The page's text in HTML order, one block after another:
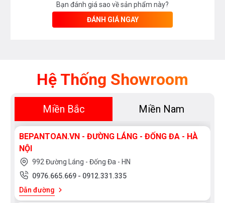
Bạn đánh giá sao về sản phẩm này?
ĐÁNH GIÁ NGAY
Hệ Thống Showroom
Miền Bắc Miền Nam
BEPANTOAN.VN - ĐƯỜNG LÁNG - ĐỐNG ĐA - HÀ
NỘI
992 Đường Láng - Đống Đa - HN
0976.665.669 - 0912.331.335
Dẫn đường